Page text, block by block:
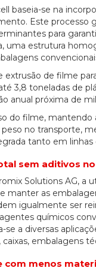
baseia-se na
Este processo
para
uma estrutura
extrusão de filme
3,8 toneladas de
anual próxima de
do filme, mantendo
no transporte,
tanto em
sem aditivos
Solutions AG, a
manter as
igualmente ser
químicos
se a diversas
embalagens
com menos